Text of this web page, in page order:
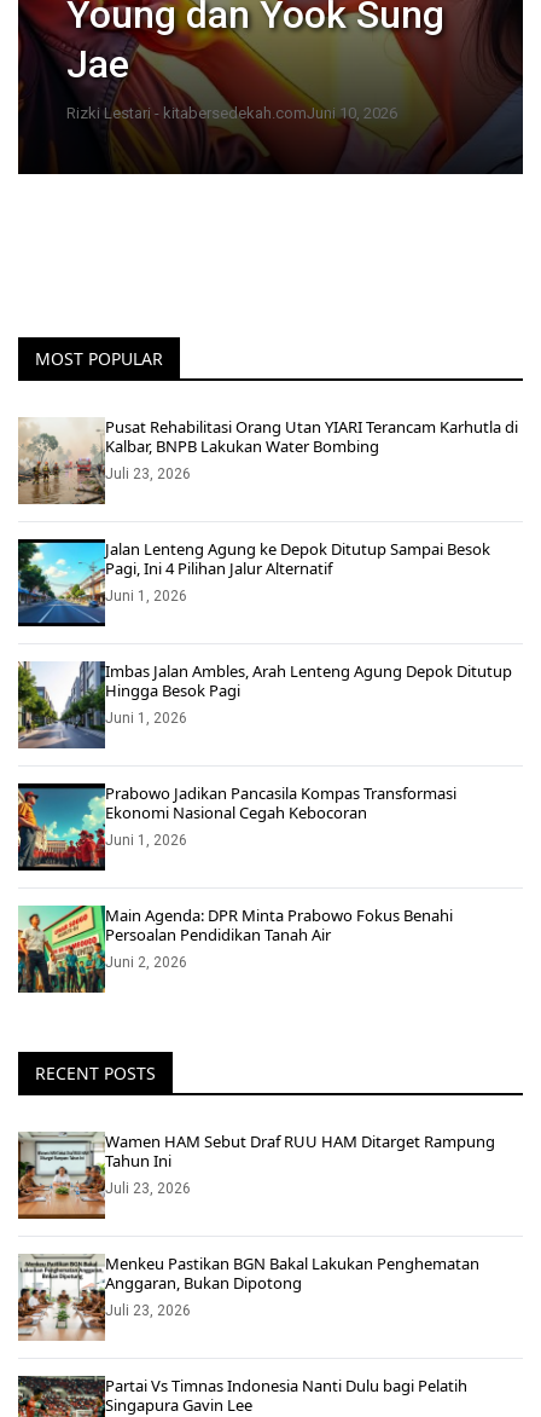
Young dan Yook Sung
Jae
Rizki Lestari - kitabersedekah.comJuni 10, 2026
MOST POPULAR
Pusat Rehabilitasi Orang Utan YIARI Terancam Karhutla di
Kalbar, BNPB Lakukan Water Bombing
Juli 23, 2026
Jalan Lenteng Agung ke Depok Ditutup Sampai Besok
Pagi, Ini 4 Pilihan Jalur Alternatif
Juni 1, 2026
Imbas Jalan Ambles, Arah Lenteng Agung Depok Ditutup
Hingga Besok Pagi
Juni 1, 2026
Prabowo Jadikan Pancasila Kompas Transformasi
Ekonomi Nasional Cegah Kebocoran
Juni 1, 2026
Main Agenda: DPR Minta Prabowo Fokus Benahi
Persoalan Pendidikan Tanah Air
Juni 2, 2026
RECENT POSTS
Wamen HAM Sebut Draf RUU HAM Ditarget Rampung
Tahun Ini
Juli 23, 2026
Menkeu Pastikan BGN Bakal Lakukan Penghematan
Anggaran, Bukan Dipotong
Juli 23, 2026
Partai Vs Timnas Indonesia Nanti Dulu bagi Pelatih
Singapura Gavin Lee